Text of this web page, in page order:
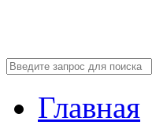
Главная